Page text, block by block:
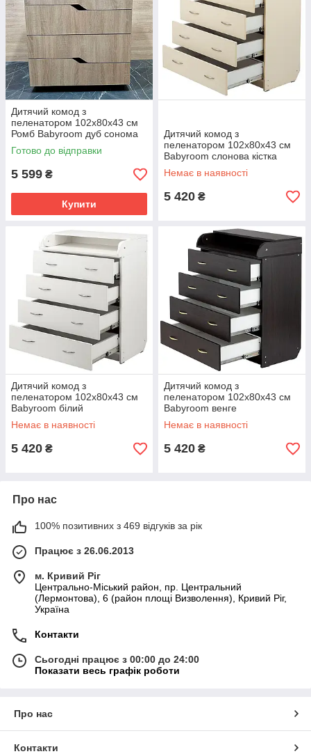
Дитячий комод з
пеленатором 102х80х43 см
Ромб Babyroom дуб сонома
Готово до відправки
5 599 ₴
Купити
Дитячий комод з
пеленатором 102х80х43 см
Babyroom слонова кістка
(ivory)
Немає в наявності
5 420 ₴
Дитячий комод з
пеленатором 102х80х43 см
Babyroom білий
Немає в наявності
5 420 ₴
Дитячий комод з
пеленатором 102х80х43 см
Babyroom венге
Немає в наявності
5 420 ₴
Про нас
100% позитивних з 469 відгуків за рік
Працює з 26.06.2013
м. Кривий Ріг
Центрально-Міський район, пр. Центральний
(Лермонтова), 6 (район площі Визволення), Кривий Ріг,
Україна
Контакти
Сьогодні працює з 00:00 до 24:00
Показати весь графік роботи
Про нас
Контакти